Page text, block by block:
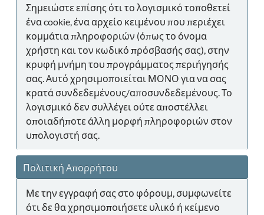
Σημειώστε επίσης ότι το λογισμικό τοποθετεί
ένα cookie, ένα αρχείο κειμένου που περιέχει
κομμάτια πληροφοριών (όπως το όνομα
χρήστη και τον κωδικό πρόσβασής σας), στην
κρυφή μνήμη του προγράμματος περιήγησής
σας. Αυτό χρησιμοποιείται ΜΟΝΟ για να σας
κρατά συνδεδεμένους/αποσυνδεδεμένους. Το
λογισμικό δεν συλλέγει ούτε αποστέλλει
οποιαδήποτε άλλη μορφή πληροφοριών στον
υπολογιστή σας.
Πολιτική Απορρήτου
Με την εγγραφή σας στο φόρουμ, συμφωνείτε
ότι δε θα χρησιμοποιήσετε υλικό ή κείμενο